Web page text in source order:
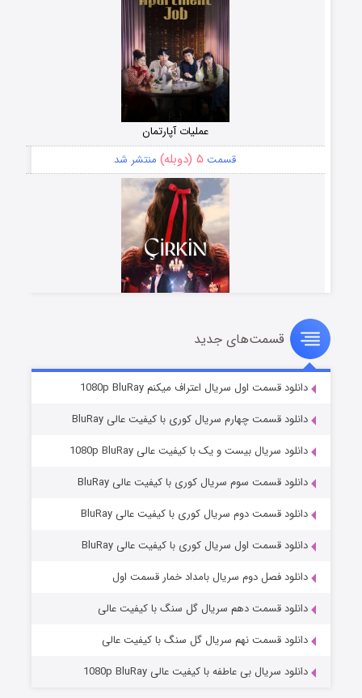
عملیات آپارتمان
قسمت ۵ (دوبله) منتشر شد
سریال زشت
قسمت۲ (زیرنویس) منتشر شد
مردگان متحرک: شهر مرده ۳
قسمت۲ (زیرنویس) منتشر شد
قسمت‌های جدید
دانلود قسمت اول سریال اعتراف میکنم 1080p BluRay
دانلود قسمت چهارم سریال کوری با کیفیت عالی BluRay
دانلود سریال بیست و یک با کیفیت عالی 1080p BluRay
دانلود قسمت سوم سریال کوری با کیفیت عالی BluRay
دانلود قسمت دوم سریال کوری با کیفیت عالی BluRay
دانلود قسمت اول سریال کوری با کیفیت عالی BluRay
دانلود فصل دوم سریال بامداد خمار قسمت اول
دانلود قسمت دهم سریال گل سنگ با کیفیت عالی
دانلود قسمت نهم سریال گل سنگ با کیفیت عالی
دانلود سریال بی عاطفه با کیفیت عالی 1080p BluRay